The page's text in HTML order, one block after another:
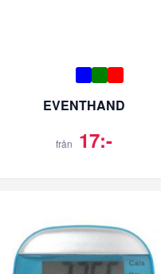
EVENTHAND
från 17:-